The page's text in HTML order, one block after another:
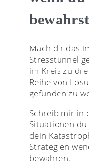
Mach dir das
Stresstunnel
im Kreis zu
Reihe von
gefunden zu
Schreib mir in
Situationen
dein
Strategien
bewahren.